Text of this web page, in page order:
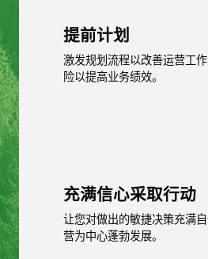
提前计划
激发规划流程以改善运营工
险以提高业务绩效。
充满信心采取行动
让您对做出的敏捷决策充满
营为中心蓬勃发展。